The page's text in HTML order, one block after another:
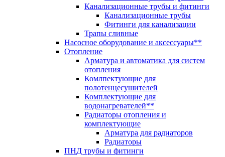
Канализационные трубы и фитинги
Канализационные трубы
Фитинги для канализации
Трапы сливные
Насосное оборудование и аксессуары**
Отопление
Арматура и автоматика для систем
отопления
Комлпектующие для
полотенцесушителей
Комплектующие для
водонагревателей**
Радиаторы отопления и
комплектующие
Арматура для радиаторов
Радиаторы
ПНД трубы и фитинги